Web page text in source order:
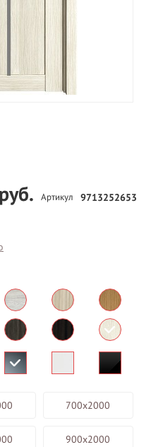
Артикул 9713252653
700х2000
900х2000